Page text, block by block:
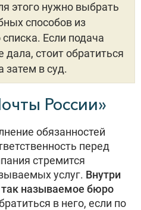
этого нужно выбрать
способов из
Если подача
дала, стоит обратиться
затем в суд.
России»
обязанностей
перед
стремится
услуг. Внутри
так называемое бюро
в него, если по